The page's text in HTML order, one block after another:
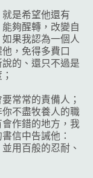
是希望他還有
夠醒轉，改變自
果我認為一個人
，免得多費口
的、還只不過是
常常的責備人；
不盡牧養人的職
作錯的地方，我
信中告誡他：
用百般的忍耐、